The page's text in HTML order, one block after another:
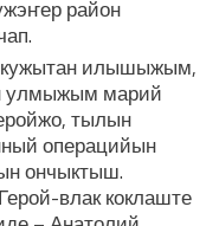
район
кужытан илышыжым,
улмыжым марий
тылын
операцийын
ончыктыш.
влак коклаште